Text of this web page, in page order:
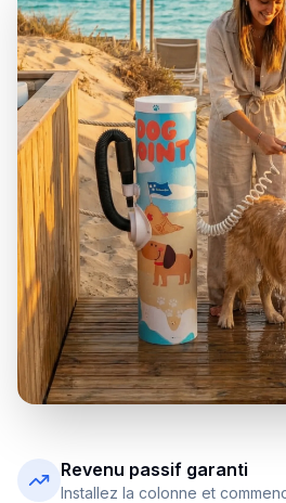
Revenu passif garanti
Installez la colonne et